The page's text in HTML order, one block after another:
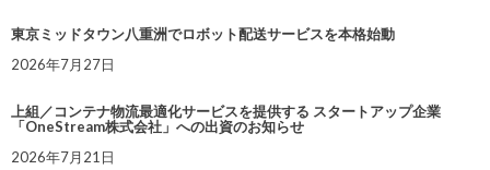
東京ミッドタウン八重洲でロボット配送サービスを本格始動
2026年7月27日
上組／コンテナ物流最適化サービスを提供する スタートアップ企業
「OneStream株式会社」への出資のお知らせ
2026年7月21日